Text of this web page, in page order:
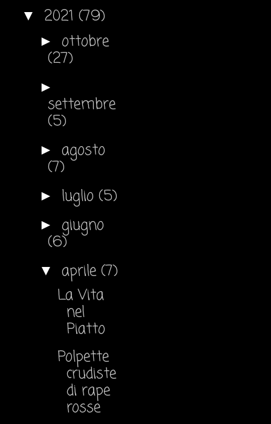
▼ 2021 (79)
► ottobre
(27)
►
settembre
(5)
► agosto
(7)
► luglio (5)
► giugno
(6)
▼ aprile (7)
La Vita
nel
Piatto
Polpette
crudiste
di rape
rosse